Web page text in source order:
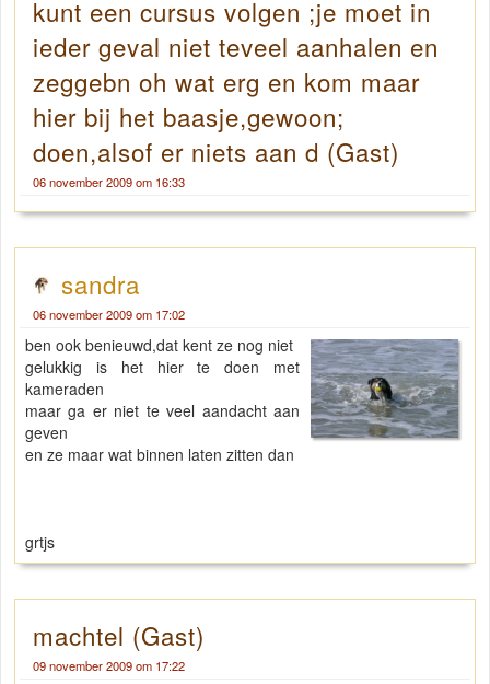
kunt een cursus volgen ;je moet in
ieder geval niet teveel aanhalen en
zeggebn oh wat erg en kom maar
hier bij het baasje,gewoon;
doen,alsof er niets aan d (Gast)
06 november 2009 om 16:33
sandra
06 november 2009 om 17:02
ben ook benieuwd,dat kent ze nog niet
gelukkig is het hier te doen met
kameraden
maar ga er niet te veel aandacht aan
geven
en ze maar wat binnen laten zitten dan
grtjs
machtel (Gast)
09 november 2009 om 17:22